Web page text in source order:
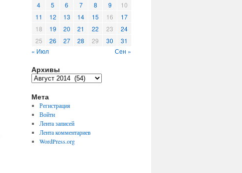
4
5 6 7 8 9
10
11
12 13 14 15 16
17
18
19 20 21 22 23
24
25
26 27 28 29 30
31
« Июл
Сен »
Архивы
Архивы
Мета
Регистрация
Войти
Лента записей
Лента комментариев
WordPress.org